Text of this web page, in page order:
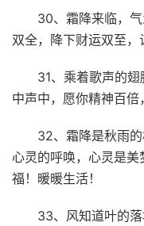
30、霜降来临，
双全，降下财运双至，
31、乘着歌声的
中声中，愿你精神百倍
32、霜降是秋雨
心灵的呼唤，心灵是
福！暖暖生活！
33、风知道叶的落